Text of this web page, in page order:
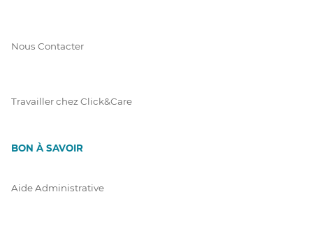
Nous Contacter
Travailler chez Click&Care
BON À SAVOIR
Aide Administrative